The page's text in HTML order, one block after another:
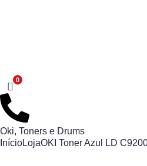
Oki, Toners e Drums
InícioLojaOKI Toner Azul LD